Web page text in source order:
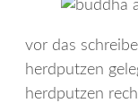
vor das
herdputzen
herdputzen